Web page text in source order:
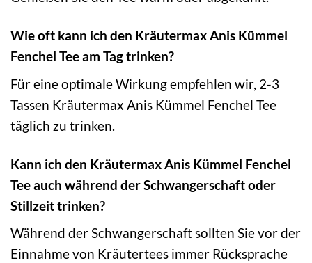
Wie oft kann ich den Kräutermax Anis Kümmel
Fenchel Tee am Tag trinken?
Für eine optimale Wirkung empfehlen wir, 2-3
Tassen Kräutermax Anis Kümmel Fenchel Tee
täglich zu trinken.
Kann ich den Kräutermax Anis Kümmel Fenchel
Tee auch während der Schwangerschaft oder
Stillzeit trinken?
Während der Schwangerschaft sollten Sie vor der
Einnahme von Kräutertees immer Rücksprache